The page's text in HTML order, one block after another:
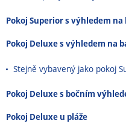
Pokoj Superior s výhledem na
Pokoj Deluxe s výhledem na
Stejně vybavený jako pokoj
Pokoj Deluxe s bočním
Pokoj Deluxe u pláže